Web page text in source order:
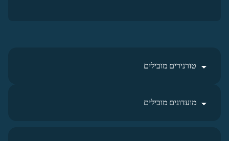
טורנירים מובילים
מועדונים מובילים